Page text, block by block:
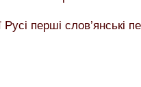
перші слов’янські